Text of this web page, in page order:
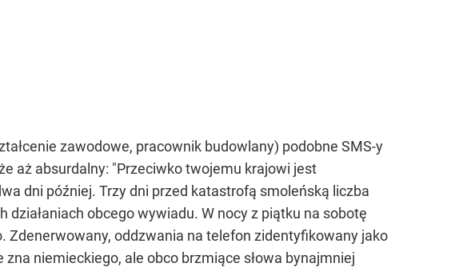
zawodowe, pracownik budowlany) podobne SMS-y
aż absurdalny: "Przeciwko twojemu krajowi jest
dni później. Trzy dni przed katastrofą smoleńską liczba
obcego wywiadu. W nocy z piątku na sobotę
Zdenerwowany, oddzwania na telefon zidentyfikowany jako
niemieckiego, ale obco brzmiące słowa bynajmniej